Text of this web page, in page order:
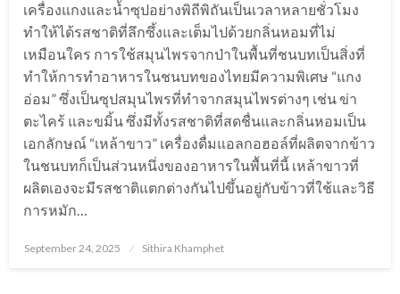
เครื่องแกงและน้ำซุปอย่างพิถีพิถันเป็นเวลาหลายชั่วโมง
ทำให้ได้รสชาติที่ลึกซึ้งและเต็มไปด้วยกลิ่นหอมที่ไม่
เหมือนใคร การใช้สมุนไพรจากป่าในพื้นที่ชนบทเป็นสิ่งที่
ทำให้การทำอาหารในชนบทของไทยมีความพิเศษ “แกง
อ่อม” ซึ่งเป็นซุปสมุนไพรที่ทำจากสมุนไพรต่างๆ เช่น ข่า
ตะไคร้ และขมิ้น ซึ่งมีทั้งรสชาติที่สดชื่นและกลิ่นหอมเป็น
เอกลักษณ์ “เหล้าขาว” เครื่องดื่มแอลกอฮอล์ที่ผลิตจากข้าว
ในชนบทก็เป็นส่วนหนึ่งของอาหารในพื้นที่นี้ เหล้าขาวที่
ผลิตเองจะมีรสชาติแตกต่างกันไปขึ้นอยู่กับข้าวที่ใช้และวิธี
การหมัก…
Posted
September 24, 2025 Sithira Khamphet